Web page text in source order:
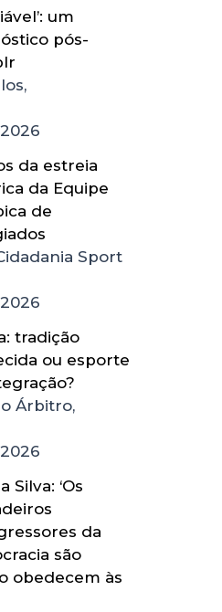
um
pós-
da estreia
da Equipe
de
Sport
tradição
ou esporte
Árbitro,
Silva: ‘Os
da
são
obedecem às